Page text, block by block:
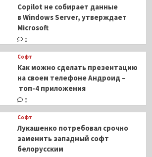
Copilot не собирает данные
в Windows Server, утверждает
Microsoft
0
Софт
Как можно сделать презентацию
на своем телефоне Андроид –
топ-4 приложения
0
Софт
Лукашенко потребовал срочно
заменить западный софт
белорусским